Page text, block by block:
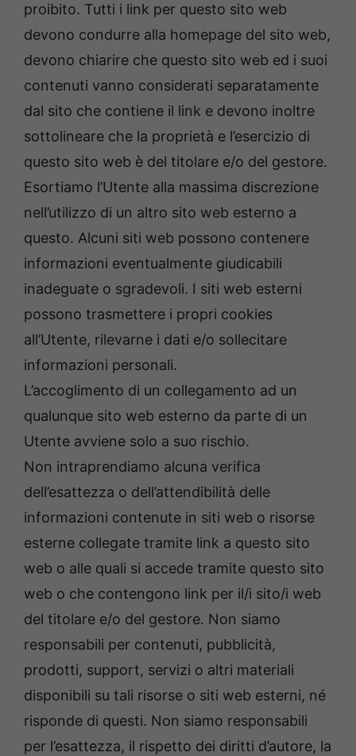
proibito. Tutti i link per questo sito web
devono condurre alla homepage del sito web,
devono chiarire che questo sito web ed i suoi
contenuti vanno considerati separatamente
dal sito che contiene il link e devono inoltre
sottolineare che la proprietà e l’esercizio di
questo sito web è del titolare e/o del gestore.
Esortiamo l’Utente alla massima discrezione
nell’utilizzo di un altro sito web esterno a
questo. Alcuni siti web possono contenere
informazioni eventualmente giudicabili
inadeguate o sgradevoli. I siti web esterni
possono trasmettere i propri cookies
all’Utente, rilevarne i dati e/o sollecitare
informazioni personali.
L’accoglimento di un collegamento ad un
qualunque sito web esterno da parte di un
Utente avviene solo a suo rischio.
Non intraprendiamo alcuna verifica
dell’esattezza o dell’attendibilità delle
informazioni contenute in siti web o risorse
esterne collegate tramite link a questo sito
web o alle quali si accede tramite questo sito
web o che contengono link per il/i sito/i web
del titolare e/o del gestore. Non siamo
responsabili per contenuti, pubblicità,
prodotti, support, servizi o altri materiali
disponibili su tali risorse o siti web esterni, né
risponde di questi. Non siamo responsabili
per l’esattezza, il rispetto dei diritti d’autore, la